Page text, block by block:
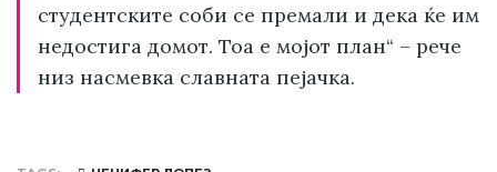
студентските соби се премали и дека ќе им
недостига домот. Тоа е мојот план“ – рече
низ насмевка славната пејачка.